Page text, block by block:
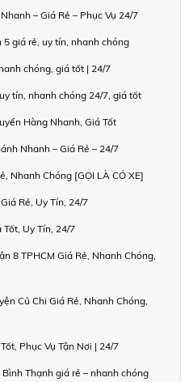
– Giá Rẻ – Phục Vụ 24/7
giá rẻ, uy tín, nhanh chóng
chóng, giá tốt | 24/7
tín, nhanh chóng 24/7, giá tốt
Hàng Nhanh, Giá Tốt
Nhanh – Giá Rẻ – 24/7
Nhanh Chóng [GỌI LÀ CÓ XE]
Rẻ, Uy Tín, 24/7
Tốt, Uy Tín, 24/7
8 TPHCM Giá Rẻ, Nhanh Chóng,
Củ Chi Giá Rẻ, Nhanh Chóng,
Phục Vụ Tận Nơi | 24/7
Thạnh giá rẻ – nhanh chóng